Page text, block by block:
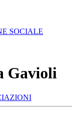
SOCIALE
Gavioli